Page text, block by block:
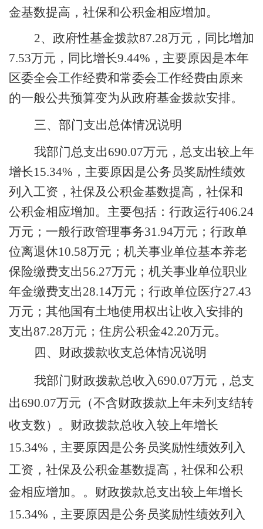
金基数提高，社保和公积金相应增加。
2、政府性基金拨款87.28万元，同比增加
7.53万元，同比增长9.44%，主要原因是本年
区委全会工作经费和常委会工作经费由原来
的一般公共预算变为从政府基金拨款安排。
三、部门支出总体情况说明
我部门总支出690.07万元，总支出较上年
增长15.34%，主要原因是公务员奖励性绩效
列入工资，社保及公积金基数提高，社保和
公积金相应增加。主要包括：行政运行406.24
万元；一般行政管理事务31.94万元；行政单
位离退休10.58万元；机关事业单位基本养老
保险缴费支出56.27万元；机关事业单位职业
年金缴费支出28.14万元；行政单位医疗27.43
万元；其他国有土地使用权出让收入安排的
支出87.28万元；住房公积金42.20万元。
四、财政拨款收支总体情况说明
我部门财政拨款总收入690.07万元，总支
出690.07万元（不含财政拨款上年未列支结转
收支数）。财政拨款总收入较上年增长
15.34%，主要原因是公务员奖励性绩效列入
工资，社保及公积金基数提高，社保和公积
金相应增加。。财政拨款总支出较上年增长
15.34%，主要原因是公务员奖励性绩效列入